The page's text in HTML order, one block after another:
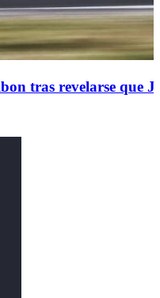
tras revelarse que